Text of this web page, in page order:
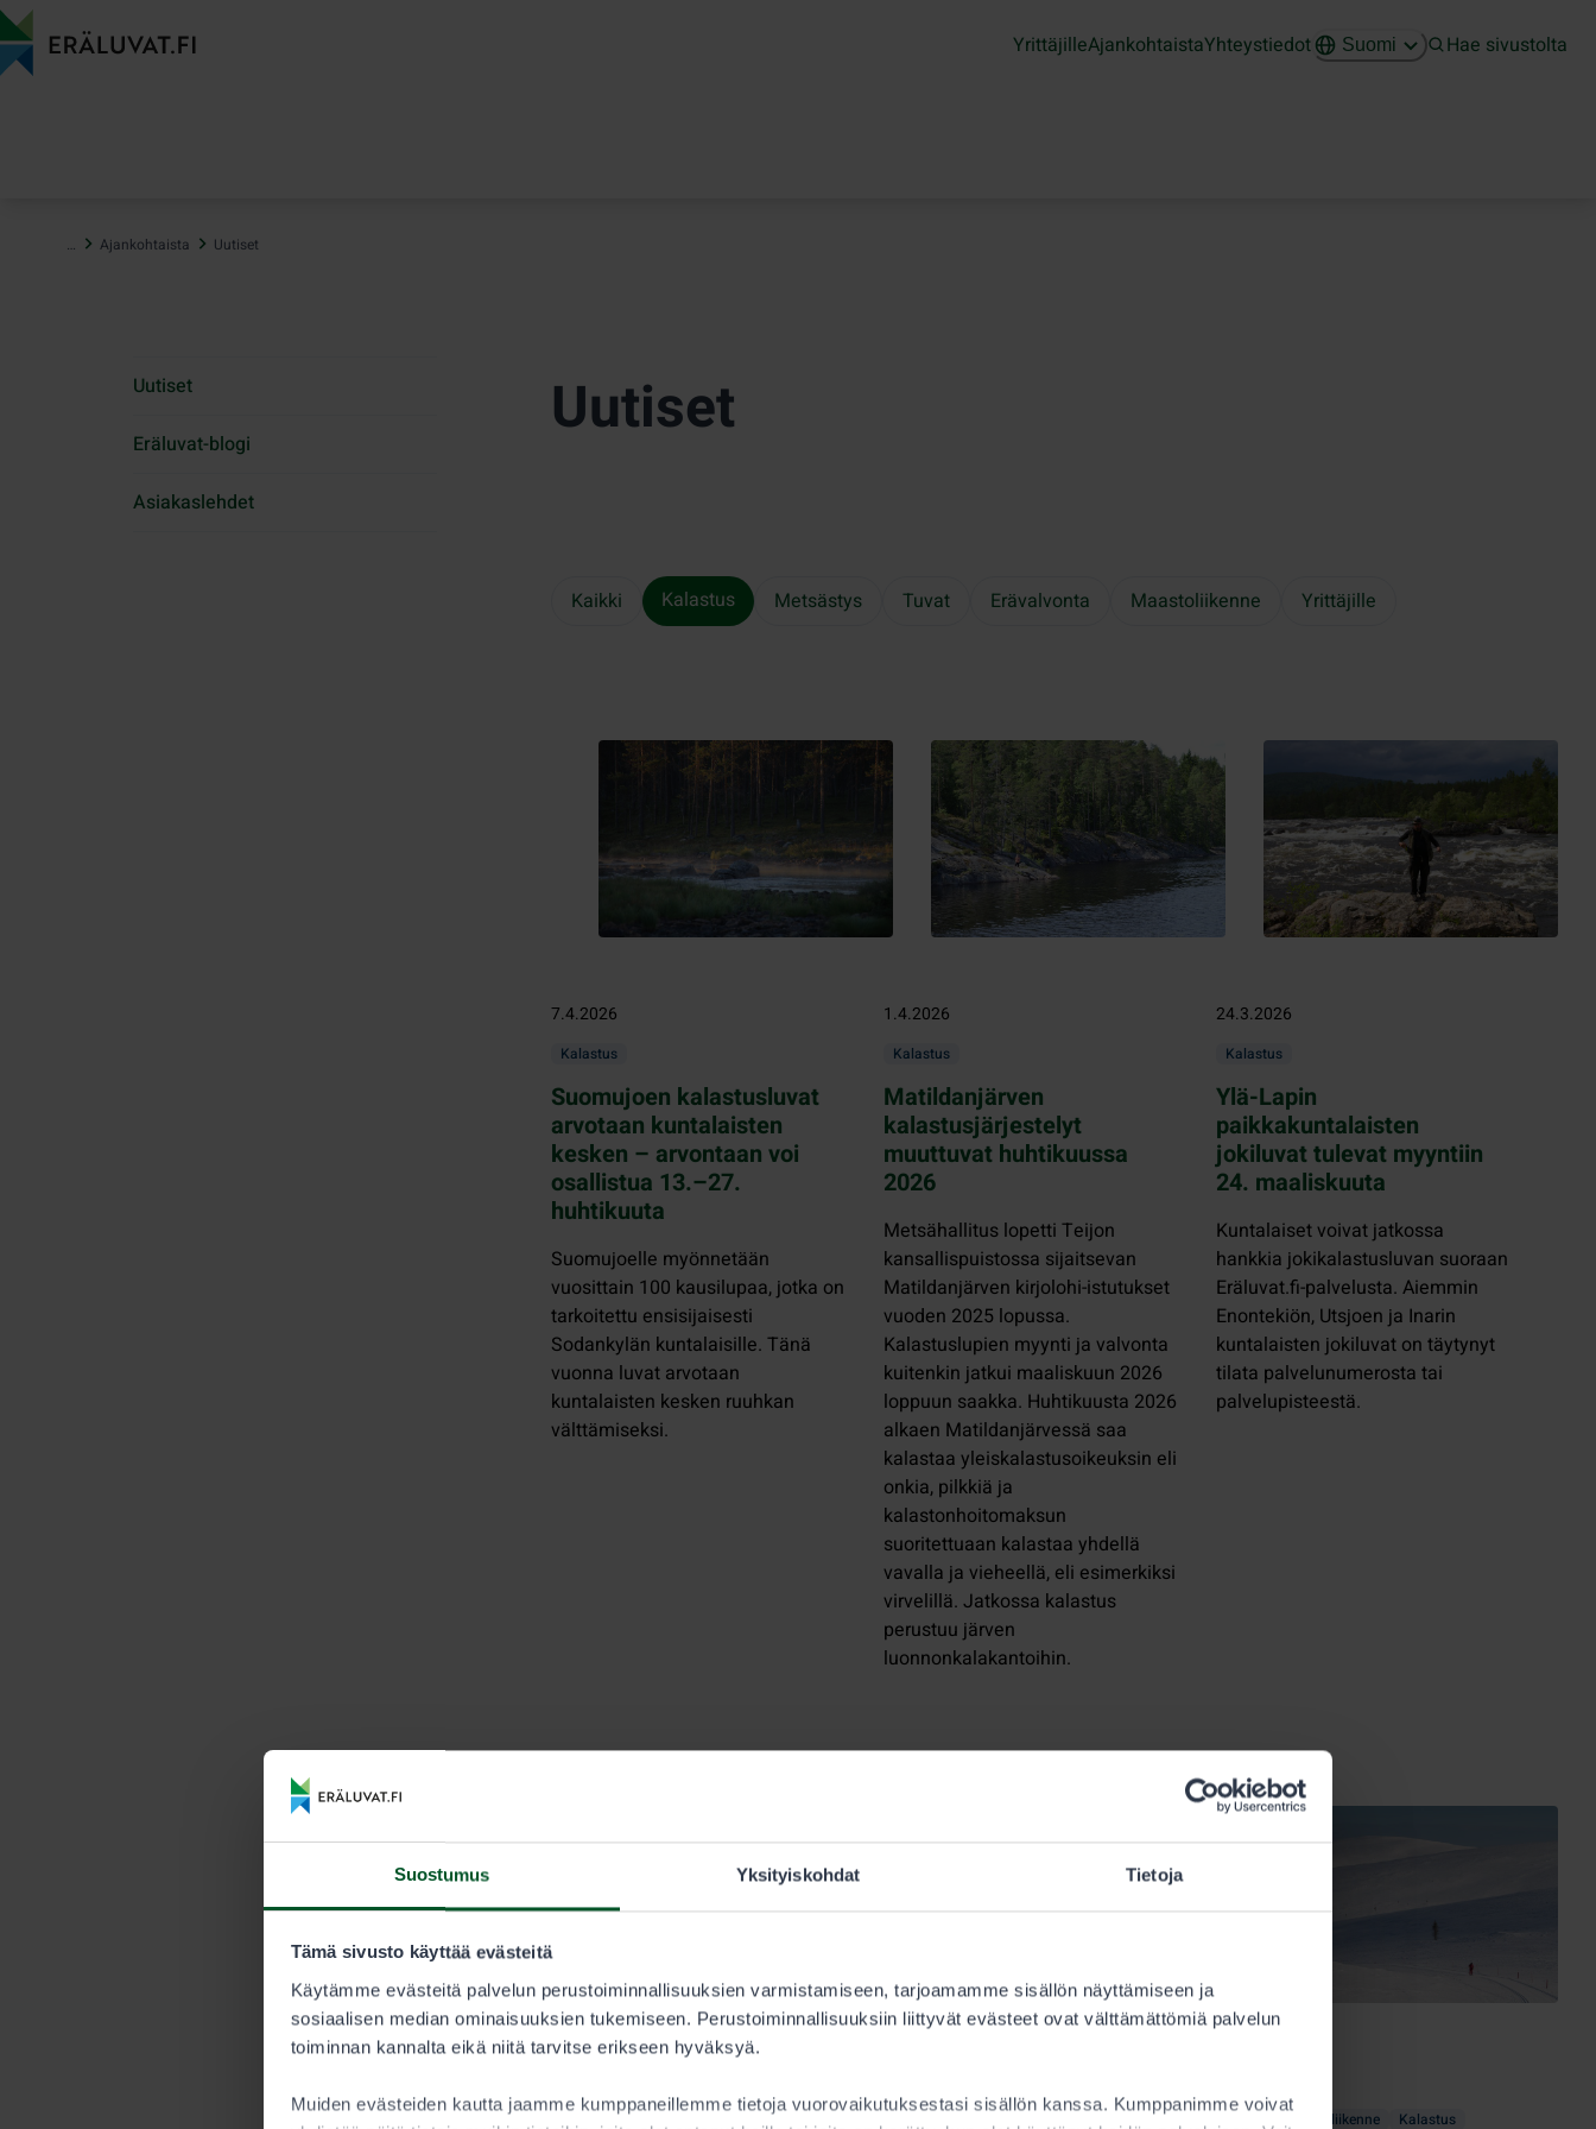
Suostumus Yksityiskohdat Tietoja
Tämä sivusto käyttää evästeitä
Käytämme evästeitä palvelun perustoiminnallisuuksien varmistamiseen, tarjoamamme sisällön näyttämiseen ja
sosiaalisen median ominaisuuksien tukemiseen. Perustoiminnallisuuksiin liittyvät evästeet ovat välttämättömiä palvelun
toiminnan kannalta eikä niitä tarvitse erikseen hyväksyä.
Muiden evästeiden kautta jaamme kumppaneillemme tietoja vuorovaikutuksestasi sisällön kanssa. Kumppanimme voivat
Hyppää
sisältöön
YrittäjilleAjankohtaistaYhteystiedot Suomi Hae sivustolta
… Ajankohtaista Uutiset
Uutiset
Eräluvat-blogi
Asiakaslehdet
Uutiset
Kaikki Kalastus Metsästys Tuvat Erävalvonta Maastoliikenne Yrittäjille
7.4.2026
Kalastus
Suomujoen kalastusluvat
arvotaan kuntalaisten
kesken – arvontaan voi
osallistua 13.–27.
huhtikuuta
Suomujoelle myönnetään
vuosittain 100 kausilupaa, jotka on
tarkoitettu ensisijaisesti
Sodankylän kuntalaisille. Tänä
vuonna luvat arvotaan
kuntalaisten kesken ruuhkan
välttämiseksi.
1.4.2026
Kalastus
Matildanjärven
kalastusjärjestelyt
muuttuvat huhtikuussa
2026
Metsähallitus lopetti Teijon
kansallispuistossa sijaitsevan
Matildanjärven kirjolohi-istutukset
vuoden 2025 lopussa.
Kalastuslupien myynti ja valvonta
kuitenkin jatkui maaliskuun 2026
loppuun saakka. Huhtikuusta 2026
alkaen Matildanjärvessä saa
kalastaa yleiskalastusoikeuksin eli
onkia, pilkkiä ja
kalastonhoitomaksun
suoritettuaan kalastaa yhdellä
vavalla ja vieheellä, eli esimerkiksi
virvelillä. Jatkossa kalastus
perustuu järven
luonnonkalakantoihin.
24.3.2026
Kalastus
Ylä-Lapin
paikkakuntalaisten
jokiluvat tulevat myyntiin
24. maaliskuuta
Kuntalaiset voivat jatkossa
hankkia jokikalastusluvan suoraan
Eräluvat.fi-palvelusta. Aiemmin
Enontekiön, Utsjoen ja Inarin
kuntalaisten jokiluvat on täytynyt
tilata palvelunumerosta tai
palvelupisteestä.
Maastoliikenne Kalastus